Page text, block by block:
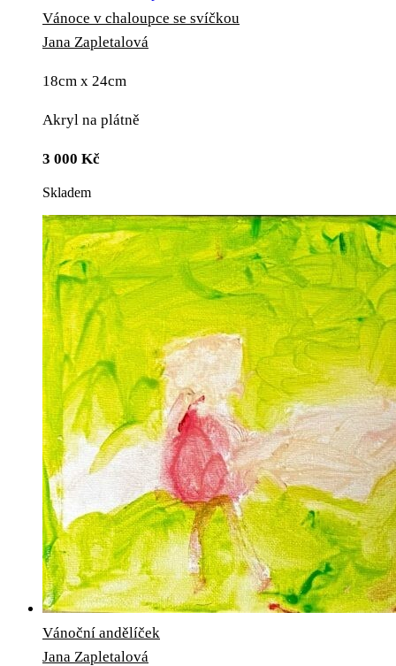
Vánoce v chaloupce se svíčkou
Jana Zapletalová
18cm x 24cm
Akryl na plátně
3 000 Kč
Skladem
Vánoční andělíček
Jana Zapletalová